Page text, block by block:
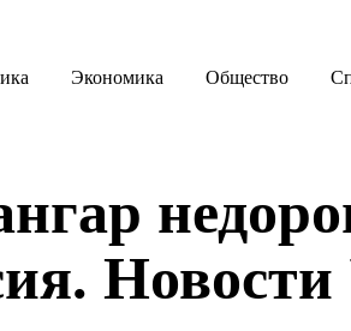
Экономика Общество
Новости